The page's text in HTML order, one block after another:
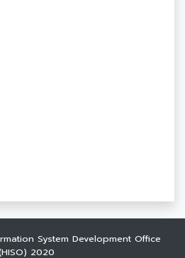
System Development Office
2020